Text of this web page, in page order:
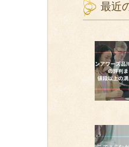
最近